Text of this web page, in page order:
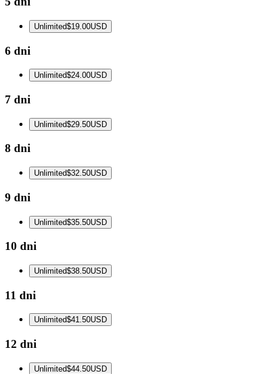
Unlimited$19.00USD
6 dni
Unlimited$24.00USD
7 dni
Unlimited$29.50USD
8 dni
Unlimited$32.50USD
9 dni
Unlimited$35.50USD
10 dni
Unlimited$38.50USD
11 dni
Unlimited$41.50USD
12 dni
Unlimited$44.50USD